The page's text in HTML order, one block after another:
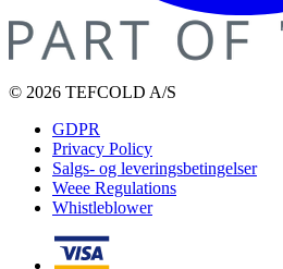
© 2026 TEFCOLD A/S
GDPR
Privacy Policy
Salgs- og leveringsbetingelser
Weee Regulations
Whistleblower